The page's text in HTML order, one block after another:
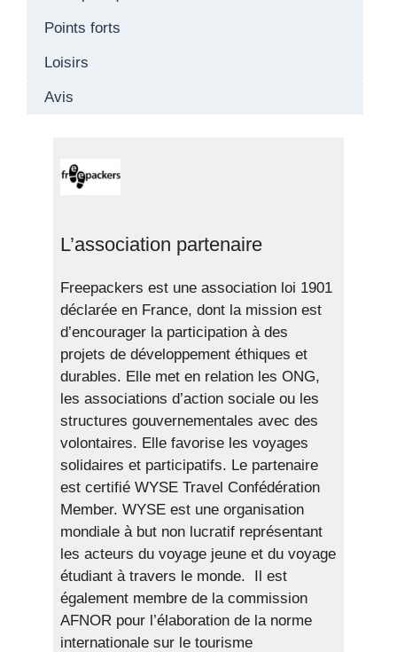
Points forts
Loisirs
Avis
L’association partenaire
Freepackers est une association loi 1901
déclarée en France, dont la mission est
d’encourager la participation à des
projets de développement éthiques et
durables. Elle met en relation les ONG,
les associations d’action sociale ou les
structures gouvernementales avec des
volontaires. Elle favorise les voyages
solidaires et participatifs. Le partenaire
est certifié WYSE Travel Confédération
Member. WYSE est une organisation
mondiale à but non lucratif représentant
les acteurs du voyage jeune et du voyage
étudiant à travers le monde. Il est
également membre de la commission
AFNOR pour l’élaboration de la norme
internationale sur le tourisme